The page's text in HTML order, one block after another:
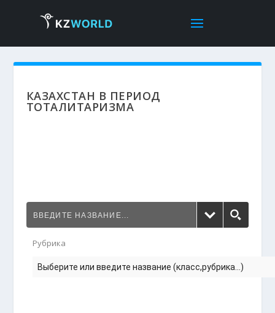
КАЗАХСТАН В ПЕРИОД
ТОТАЛИТАРИЗМА
Рубрика
Выберите или введите название (класс,рубрика...)